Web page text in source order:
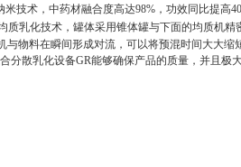
技术，中药材融合度高达98%，功效同比提高
质乳化技术，罐体采用锥体罐与下面的均质机
物料在瞬间形成对流，可以将预混时间大大缩
分散乳化设备GR能够确保产品的质量，并且极大